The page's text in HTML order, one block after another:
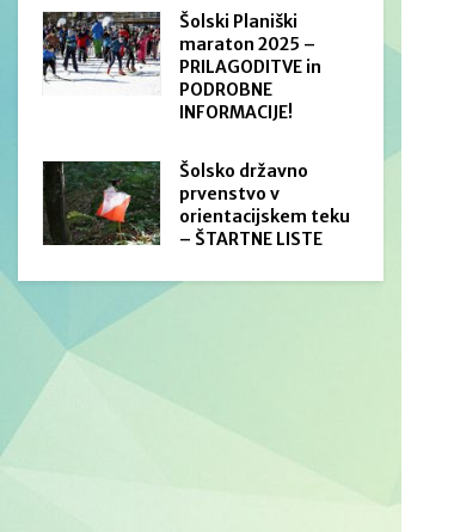
Šolski Planiški
maraton 2025 –
PRILAGODITVE in
PODROBNE
INFORMACIJE!
Šolsko državno
prvenstvo v
orientacijskem teku
– ŠTARTNE LISTE